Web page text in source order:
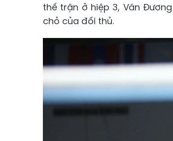
thế trận ở hiệp 3, Văn
chỏ của đối thủ.